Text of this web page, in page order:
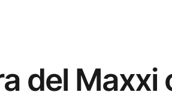
del Maxxi